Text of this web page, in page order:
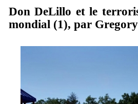
Don DeLillo et le
mondial (1), par